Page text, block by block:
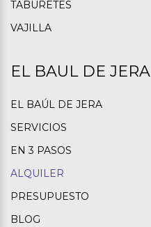
TABURETES
VAJILLA
EL BAUL DE JERA
EL BAÚL DE JERA
SERVICIOS
EN 3 PASOS
ALQUILER
PRESUPUESTO
BLOG